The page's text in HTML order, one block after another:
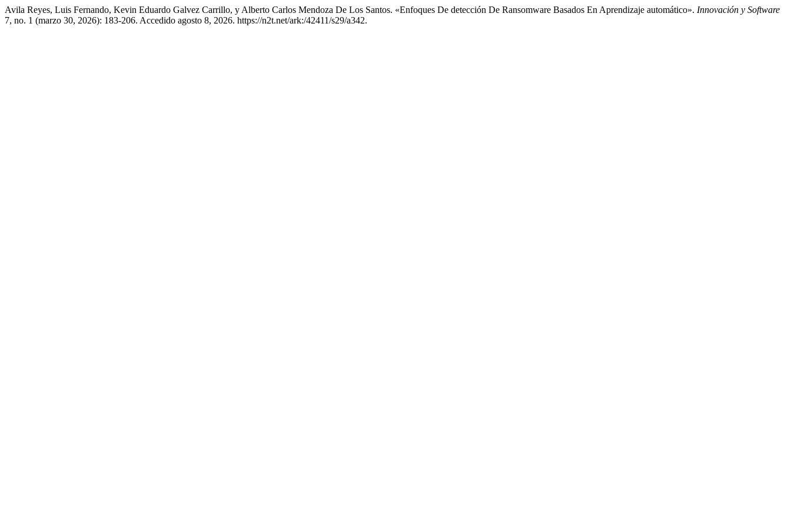
Avila Reyes, Luis Fernando, Kevin Eduardo Galvez Carrillo, y Alberto Carlos Mendoza De Los Santos. «Enfoques De detección De Ransomware Basados En Aprendizaje automático». Innovación y Software
7, no. 1 (marzo 30, 2026): 183-206. Accedido agosto 8, 2026. https://n2t.net/ark:/42411/s29/a342.